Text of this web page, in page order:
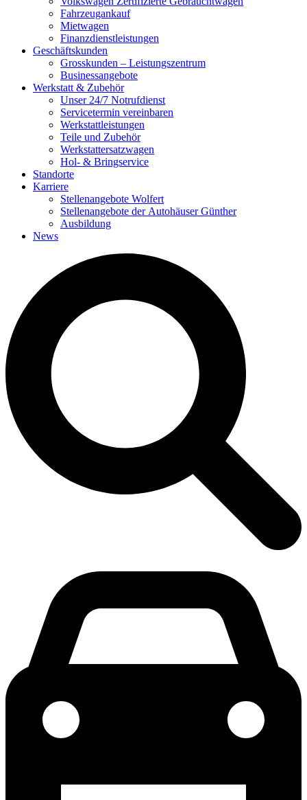
Fahrzeugankauf
Mietwagen
Finanzdienstleistungen
Geschäftskunden
Grosskunden – Leistungszentrum
Businessangebote
Werkstatt & Zubehör
Unser 24/7 Notrufdienst
Servicetermin vereinbaren
Werkstattleistungen
Teile und Zubehör
Werkstattersatzwagen
Hol- & Bringservice
Standorte
Karriere
Stellenangebote Wolfert
Stellenangebote der Autohäuser Günther
Ausbildung
News